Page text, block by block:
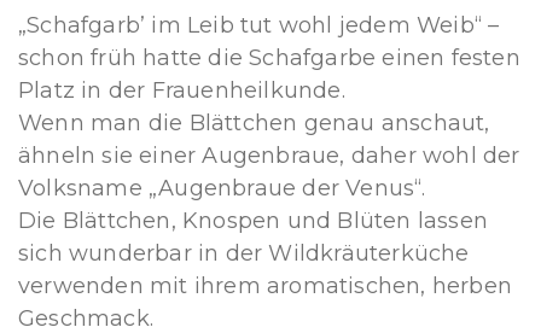
„Schafgarb’ im Leib tut wohl jedem Weib“ –
schon früh hatte die Schafgarbe einen festen
Platz in der Frauenheilkunde.
Wenn man die Blättchen genau anschaut,
ähneln sie einer Augenbraue, daher wohl der
Volksname „Augenbraue der Venus“.
Die Blättchen, Knospen und Blüten lassen
sich wunderbar in der Wildkräuterküche
verwenden mit ihrem aromatischen, herben
Geschmack.